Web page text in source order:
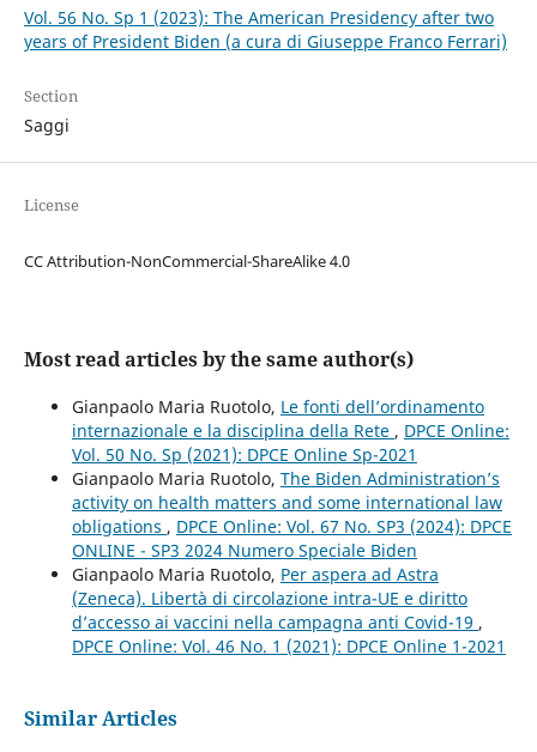
Vol. 56 No. Sp 1 (2023): The American Presidency after two
years of President Biden (a cura di Giuseppe Franco Ferrari)
Section
Saggi
License
CC Attribution-NonCommercial-ShareAlike 4.0
Most read articles by the same author(s)
Gianpaolo Maria Ruotolo, Le fonti dell’ordinamento
internazionale e la disciplina della Rete , DPCE Online:
Vol. 50 No. Sp (2021): DPCE Online Sp-2021
Gianpaolo Maria Ruotolo, The Biden Administration’s
activity on health matters and some international law
obligations , DPCE Online: Vol. 67 No. SP3 (2024): DPCE
ONLINE - SP3 2024 Numero Speciale Biden
Gianpaolo Maria Ruotolo, Per aspera ad Astra
(Zeneca). Libertà di circolazione intra-UE e diritto
d’accesso ai vaccini nella campagna anti Covid-19 ,
DPCE Online: Vol. 46 No. 1 (2021): DPCE Online 1-2021
Similar Articles